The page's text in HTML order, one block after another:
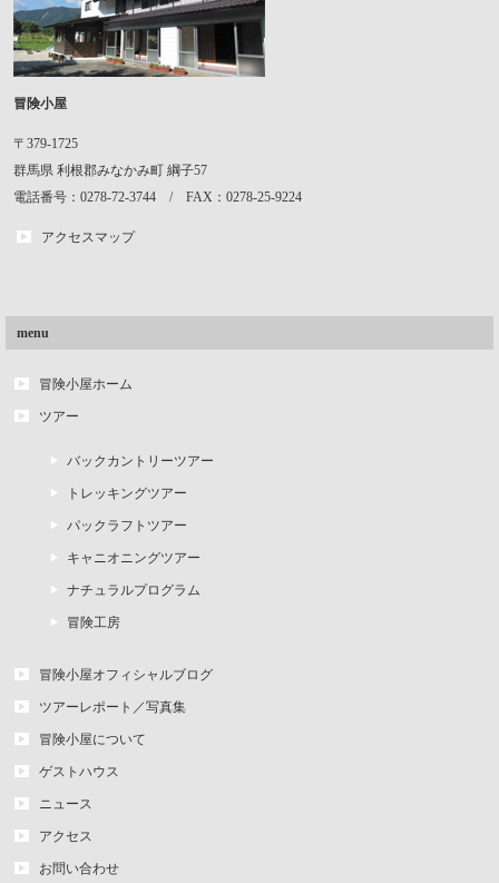
冒険小屋
〒379-1725
群馬県 利根郡みなかみ町 綱子57
電話番号：0278-72-3744 / FAX：0278-25-9224
アクセスマップ
menu
冒険小屋ホーム
ツアー
バックカントリーツアー
トレッキングツアー
パックラフトツアー
キャニオニングツアー
ナチュラルプログラム
冒険工房
冒険小屋オフィシャルブログ
ツアーレポート／写真集
冒険小屋について
ゲストハウス
ニュース
アクセス
お問い合わせ